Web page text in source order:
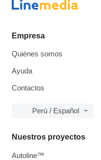
Empresa
Quiénes somos
Ayuda
Contactos
Perú / Español
Nuestros proyectos
Autoline™